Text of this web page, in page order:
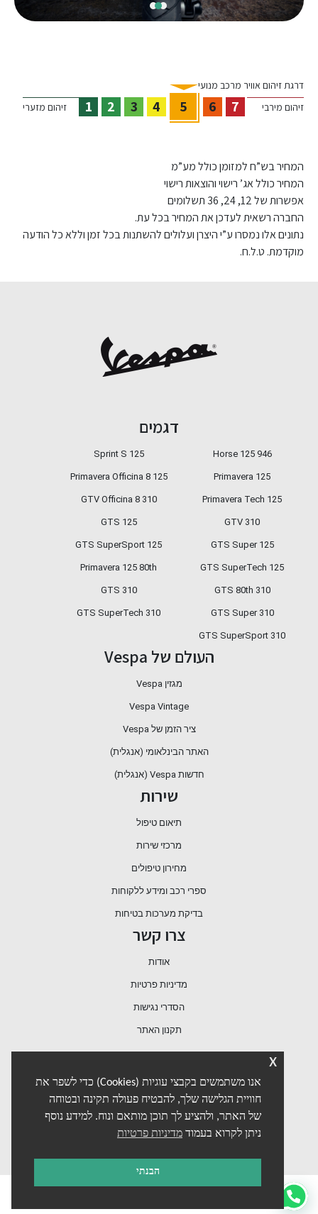
דרגת זיהום אוויר מרכב מנועי
זיהום מירבי
7
6
5
4
3
2
1 זיהום מזערי
המחיר בש”ח למזומן כולל מע”מ
המחיר כולל אג’ רישוי והוצאות רישוי
אפשרות של 12, 24, 36 תשלומים
החברה רשאית לעדכן את המחיר בכל עת.
נתונים אלו נמסרו ע”י היצרן ועלולים להשתנות בכל זמן וללא כל הודעה
מוקדמת. ט.ל.ח.
אנו משתמשים בקבצי עוגיות (Cookies) כדי לשפר את
חוויית הגלישה שלך, להבטיח פעולה תקינה ובטוחה
של האתר, ולהציע לך תוכן מותאם ונוח. למידע נוסף
ניתן לקרוא בעמוד מדיניות פרטיות
הבנתי
x
דגמים
946 Horse 125
Sprint S 125
Primavera 125
Primavera Officina 8 125
Primavera Tech 125
GTV Officina 8 310
GTV 310
GTS 125
GTS Super 125
GTS SuperSport 125
GTS SuperTech 125
Primavera 125 80th
GTS 80th 310
GTS 310
GTS Super 310
310 GTS SuperTech
GTS SuperSport 310
העולם של Vespa
מגזין Vespa
Vespa Vintage
ציר הזמן של Vespa
האתר הבינלאומי (אנגלית)
חדשות Vespa (אנגלית)
שירות
תיאום טיפול
מרכזי שירות
מחירון טיפולים
ספרי רכב ומידע ללקוחות
בדיקת מערכות בטיחות
צרו קשר
אודות
מדיניות פרטיות
הסדרי נגישות
תקנון האתר